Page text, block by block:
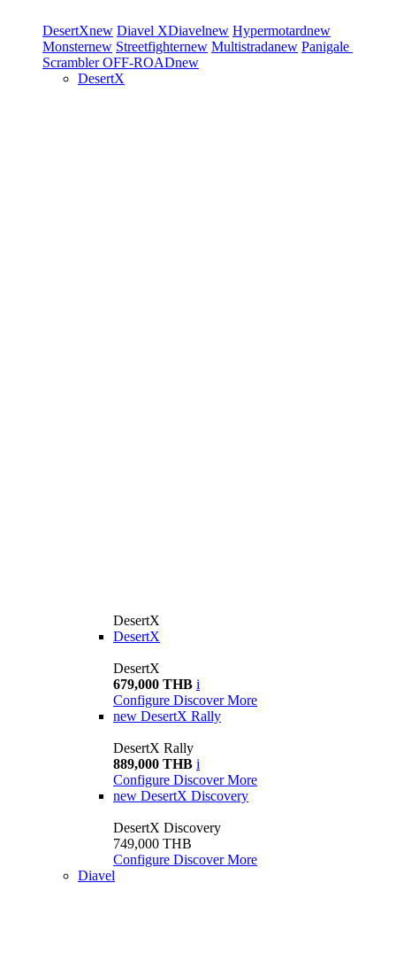
DesertXnew Diavel XDiavelnew Hypermotardnew
Monsternew Streetfighternew Multistradanew Panigale
ScramblerOFF-ROADnew
DesertX
DesertX
DesertX
DesertX
679,000 THB i
Configure Discover More
new DesertX Rally
DesertX Rally
889,000 THB i
Configure Discover More
new DesertX Discovery
DesertX Discovery
749,000 THB
Configure Discover More
Diavel